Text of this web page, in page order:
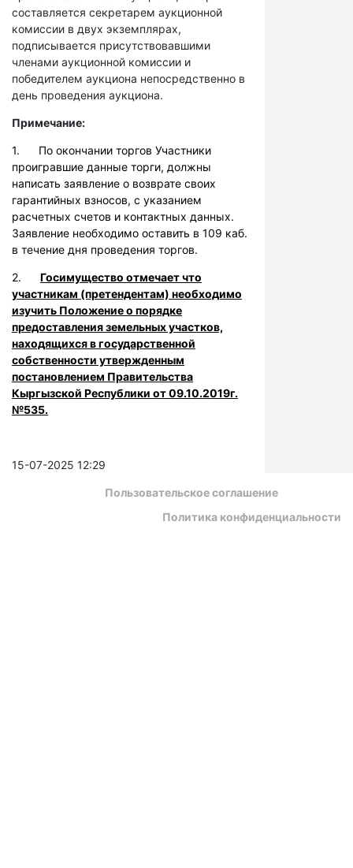
составляется секретарем аукционной
комиссии в двух экземплярах,
подписывается присутствовавшими
членами аукционной комиссии и
победителем аукциона непосредственно в
день проведения аукциона.
Примечание:
1. По окончании торгов Участники
проигравшие данные торги, должны
написать заявление о возврате своих
гарантийных взносов, с указанием
расчетных счетов и контактных данных.
Заявление необходимо оставить в 109 каб.
в течение дня проведения торгов.
2. Госимущество отмечает что
участникам (претендентам) необходимо
изучить Положение о порядке
предоставления земельных участков,
находящихся в государственной
собственности утвержденным
постановлением Правительства
Кыргызской Республики от 09.10.2019г.
№535.
15-07-2025 12:29
Пользовательское соглашение
Политика конфиденциальности